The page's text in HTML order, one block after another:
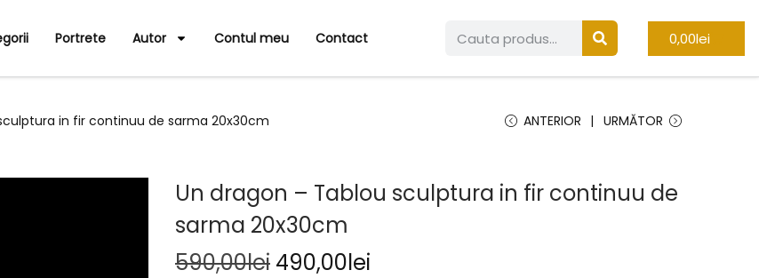
Portrete Autor Contul meu Contact 0,00lei
in fir continuu de sarma 20x30cm ANTERIOR URMĂTOR
Un dragon – Tablou sculptura in fir continuu de
sarma 20x30cm
590,00lei 490,00lei